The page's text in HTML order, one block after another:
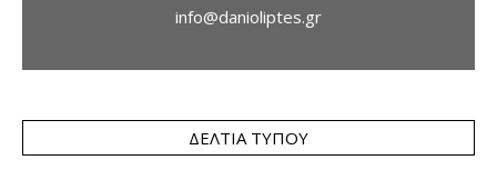
info@danioliptes.gr
ΔΕΛΤΊΑ ΤΎΠΟΥ